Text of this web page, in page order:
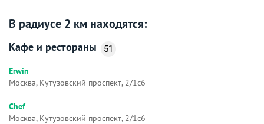
В радиусе 2 км находятся:
Кафе и рестораны 51
Erwin
Москва, Кутузовский проспект, 2/1с6
Chef
Москва, Кутузовский проспект, 2/1с6